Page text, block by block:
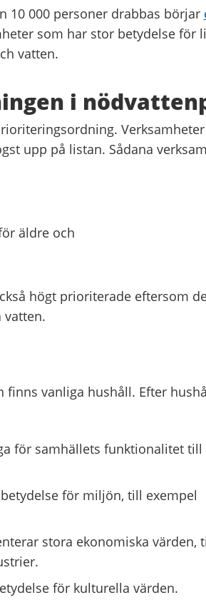
10 000 personer drabbas börjar
som har stor betydelse för
vatten.
i
upp på listan. Sådana
äldre och
högt prioriterade eftersom
vatten.
vanliga hushåll. Efter
för samhällets funktionalitet till
för miljön, till exempel
stora ekonomiska värden,
för kulturella värden.